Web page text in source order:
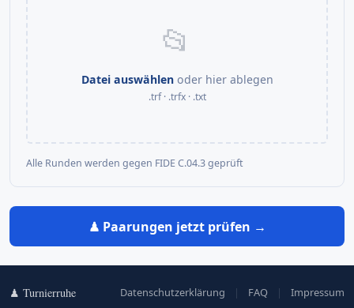
📂
Datei auswählenoder hier ablegen
.trf · .trfx · .txt
♟ Paarungen prüfen
Alle Runden werden gegen FIDE C.04.3 geprüft
♟ Paarungen jetzt prüfen →
♟ Turnierruhe Datenschutzerklärung | FAQ | Impressum